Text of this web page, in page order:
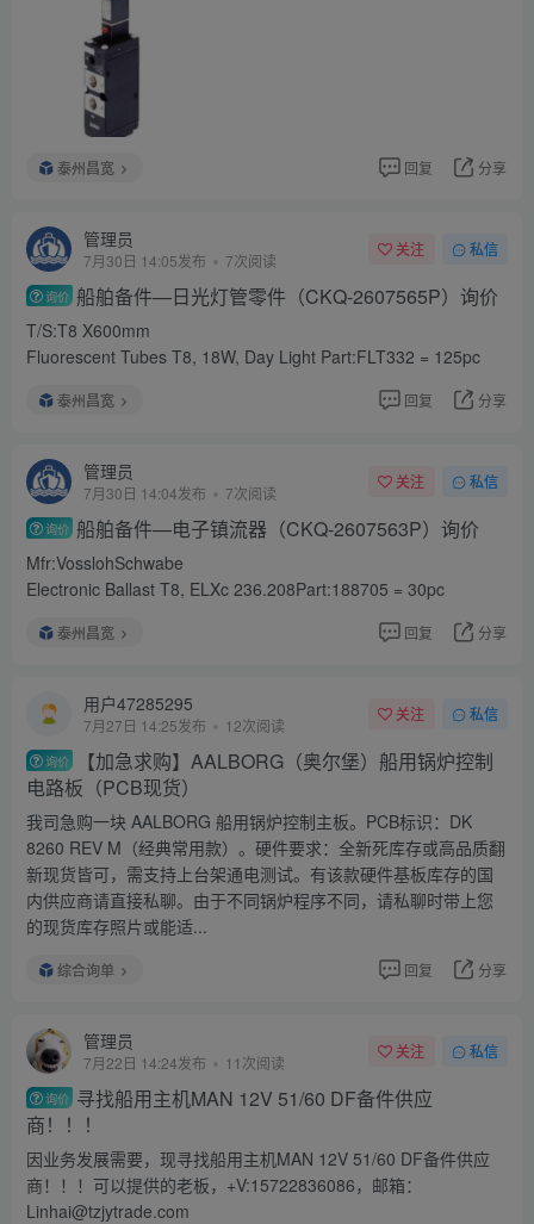
泰州昌宽 回复 分享
管理员
7月30日 14:05发布 7次阅读
关注 私信
询价 船舶备件—日光灯管零件（CKQ-2607565P）询价
T/S:T8 X600mm
Fluorescent Tubes T8, 18W, Day Light Part:FLT332 = 125pc
泰州昌宽 回复 分享
管理员
7月30日 14:04发布 7次阅读
关注 私信
询价 船舶备件—电子镇流器（CKQ-2607563P）询价
Mfr:VosslohSchwabe
Electronic Ballast T8, ELXc 236.208Part:188705 = 30pc
泰州昌宽 回复 分享
用户47285295
7月27日 14:25发布 12次阅读
关注 私信
询价
【加急求购】AALBORG（奥尔堡）船用锅炉控制
电路板（PCB现货）
我司急购一块 AALBORG 船用锅炉控制主板。PCB标识：DK
8260 REV M（经典常用款）。硬件要求：全新死库存或高品质翻
新现货皆可，需支持上台架通电测试。有该款硬件基板库存的国
内供应商请直接私聊。由于不同锅炉程序不同，请私聊时带上您
的现货库存照片或能适...
综合询单 回复 分享
管理员
7月22日 14:24发布 11次阅读
关注 私信
询价 寻找船用主机MAN 12V 51/60 DF备件供应
商！！！
因业务发展需要，现寻找船用主机MAN 12V 51/60 DF备件供应
商！！！可以提供的老板，+V:15722836086，邮箱：
Linhai@tzjytrade.com